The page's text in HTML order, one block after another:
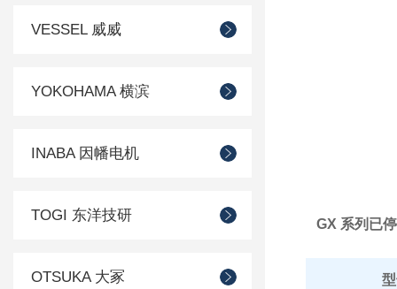
VESSEL 威威
YOKOHAMA 横滨
INABA 因幡电机
TOGI 东洋技研
OTSUKA 大冢
GX 系列已